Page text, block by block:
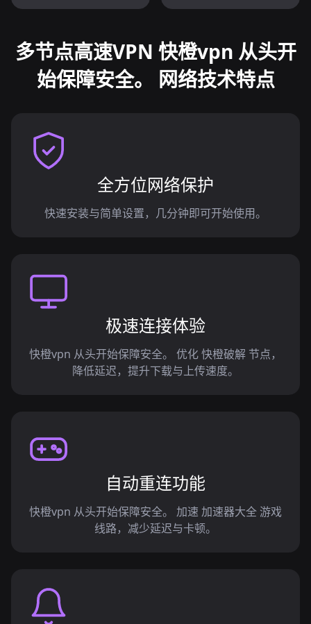
多节点高速VPN 快橙vpn 从头开
始保障安全。 网络技术特点
全方位网络保护
快速安装与简单设置，几分钟即可开始使用。
极速连接体验
快橙vpn 从头开始保障安全。 优化 快橙破解 节点，
降低延迟，提升下载与上传速度。
自动重连功能
快橙vpn 从头开始保障安全。 加速 加速器大全 游戏
线路，减少延迟与卡顿。